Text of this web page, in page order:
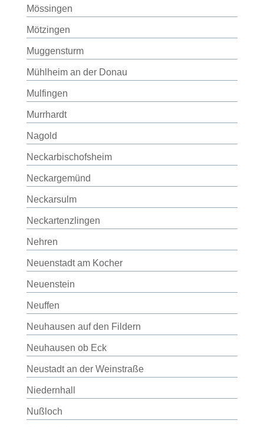
Mössingen
Mötzingen
Muggensturm
Mühlheim an der Donau
Mulfingen
Murrhardt
Nagold
Neckarbischofsheim
Neckargemünd
Neckarsulm
Neckartenzlingen
Nehren
Neuenstadt am Kocher
Neuenstein
Neuffen
Neuhausen auf den Fildern
Neuhausen ob Eck
Neustadt an der Weinstraße
Niedernhall
Nußloch